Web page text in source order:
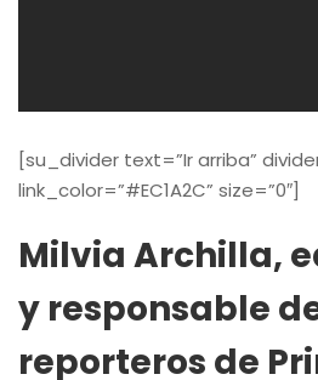
[su_divider text=”Ir arriba”
link_color=”#EC1A2C” size=”0″]
Milvia Archilla,
y responsable
reporteros de